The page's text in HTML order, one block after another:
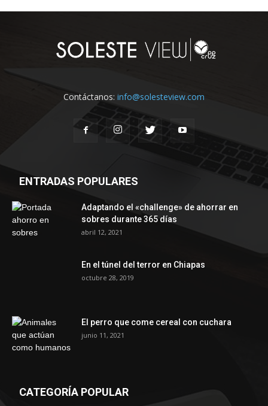
Contáctanos: info@solesteview.com
ENTRADAS POPULARES
Adaptando el «challenge» de ahorrar en
sobres durante 365 días
abril 12, 2021
En el túnel del terror en Chiapas
octubre 28, 2019
El perro que come cereal con cuchara
junio 11, 2021
CATEGORÍA POPULAR